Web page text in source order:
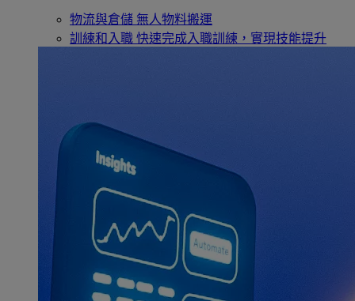
物流與倉儲 無人物料搬運
訓練和入職 快速完成入職訓練，實現技能提升